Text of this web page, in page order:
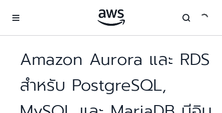
Amazon Aurora และ RDS
สำหรับ PostgreSQL,